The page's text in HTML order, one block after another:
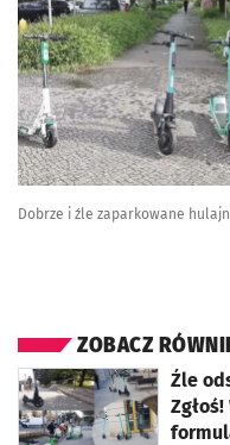
Dobrze i źle zaparkowane
ZOBACZ
Źle
otworzy się w nowej karcie